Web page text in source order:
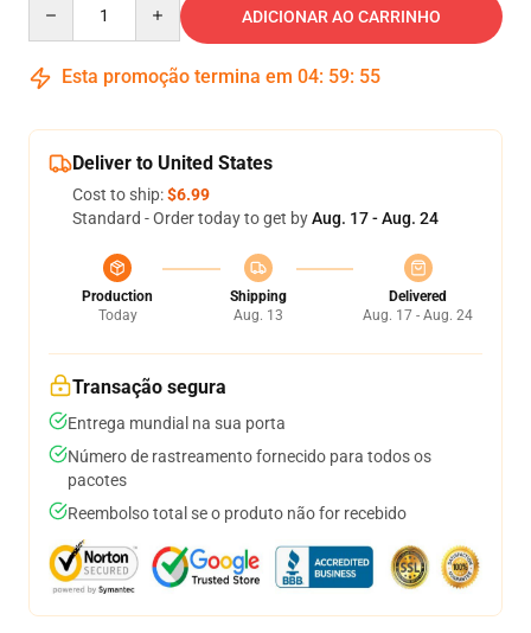
ADICIONAR AO CARRINHO
Esta promoção termina em 04: 59: 54
Deliver to United States
Cost to ship:$6.99
Standard - Order today to get byAug. 17 - Aug. 24
Production
Today
Shipping
Aug. 13
Delivered
Aug. 17 - Aug. 24
Transação segura
Entrega mundial na sua porta
Número de rastreamento fornecido para todos os
pacotes
Reembolso total se o produto não for recebido